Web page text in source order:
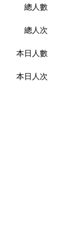
總人數
總人次
本日人數
本日人次